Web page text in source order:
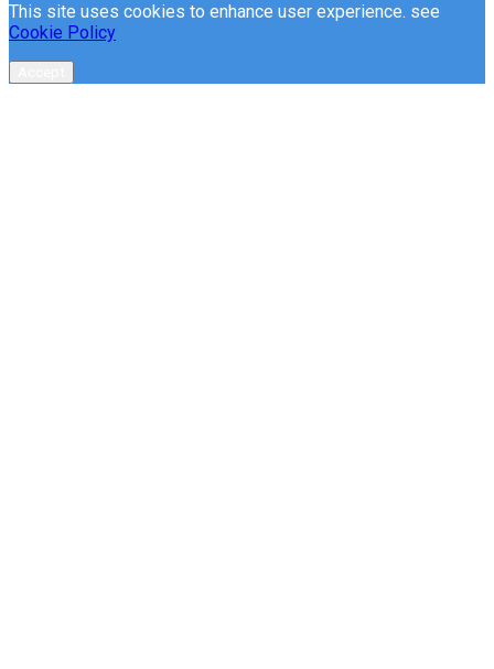
This site uses cookies to enhance user experience. see
Cookie Policy